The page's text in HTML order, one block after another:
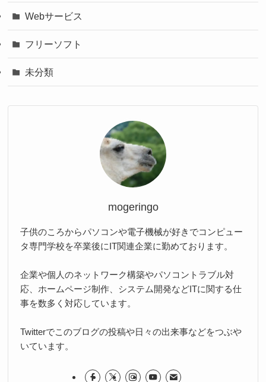
Webサービス
フリーソフト
未分類
mogeringo
子供のころからパソコンや電子機械が好きでコンピュー
タ専門学校を卒業後にIT関連企業に勤めております。
企業や個人のネットワーク構築やパソコントラブル対
応、ホームページ制作、システム開発などITに関する仕
事を数多く対応しています。
Twitterでこのブログの投稿や日々の出来事などをつぶや
いています。